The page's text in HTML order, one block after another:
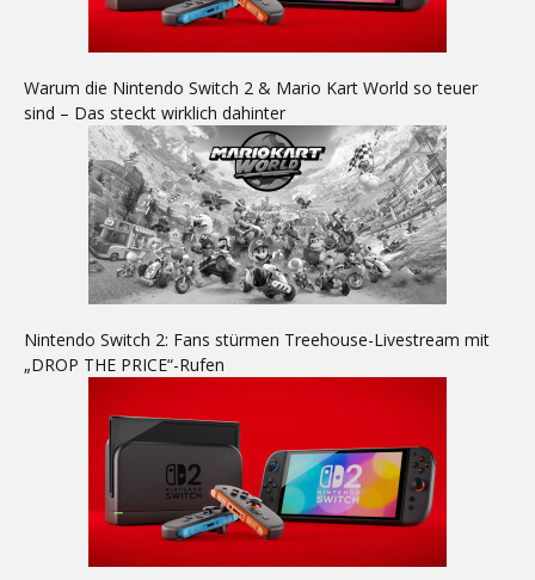
Warum die Nintendo Switch 2 & Mario Kart World so teuer
sind – Das steckt wirklich dahinter
Nintendo Switch 2: Fans stürmen Treehouse-Livestream mit
„DROP THE PRICE“-Rufen